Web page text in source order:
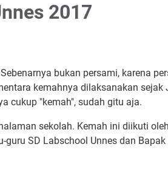
2017
bukan persami, karena
kemahnya dilaksanakan sejak
cukup "kemah", sudah gitu aja.
sekolah. Kemah ini diikuti
SD Labschool Unnes dan Bapak